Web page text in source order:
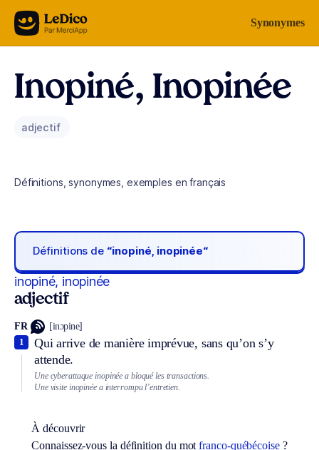
Aller au contenu Synonymes
Inopiné, Inopinée
adjectif
Définitions, synonymes, exemples en français
Définitions de “inopiné, inopinée“
inopiné, inopinée
adjectif
FR [inɔpine]
Qui arrive de manière imprévue, sans qu’on s’y
attende.
1
Une cyberattaque inopinée a bloqué les transactions.
Une visite inopinée a interrompu l’entretien.
À découvrir
Connaissez-vous la définition du motfranco-québécoise?